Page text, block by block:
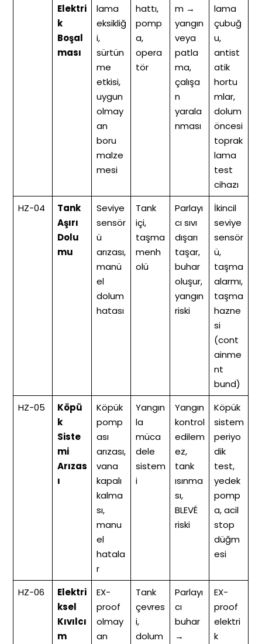
Elektri
k
Boşal
ması
lama
eksikliğ
i,
sürtün
me
etkisi,
uygun
olmay
an
boru
malze
mesi
hattı,
pomp
a,
opera
tör
m →
yangın
veya
patla
ma,
çalışa
n
yarala
nması
lama
çubuğ
u,
antist
atik
hortu
mlar,
dolum
öncesi
toprak
lama
test
cihazı
HZ-04
Tank
Aşırı
Dolu
mu
Seviye
sensör
ü
arızası,
manü
el
dolum
hatası
Tank
içi,
taşma
menh
olü
Parlayı
cı sıvı
dışarı
taşar,
buhar
oluşur,
yangın
riski
İkincil
seviye
sensör
ü,
taşma
alarmı,
taşma
hazne
si
(cont
ainme
nt
bund)
HZ-05
Köpü
k
Siste
mi
Arızas
ı
Köpük
pomp
ası
arızası,
vana
kapalı
kalma
sı,
manu
el
hatala
r
Yangın
la
müca
dele
sistem
i
Yangın
kontrol
edilem
ez,
tank
ısınma
sı,
BLEVÉ
riski
Köpük
sistem
periyo
dik
test,
yedek
pomp
a, acil
stop
düğm
esi
HZ-06
Elektri
ksel
Kıvılcı
m
EX-
proof
olmay
an
Tank
çevres
i,
dolum
Parlayı
cı
buhar
→
EX-
proof
elektri
k